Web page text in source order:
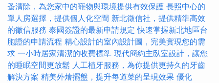
蚤清除，為您家中的寵物與環境提供有效保護 長照中心的
單人房選擇，提供個人化空間 新北徵信社，提供精準高效
的徵信服務 泰國簽證的最新申請規定 快速掌握新北地區台
胞證的申請流程 精心設計的室內設計圖，完美實現您的需
求 一小時居家清潔的收費標準 現代簡約主臥室設計，讓您
的睡眠空間更放鬆 人工植牙服務，為你提供更持久的牙齒
解決方案 精美外燴擺盤，提升每道菜的呈現效果 優化